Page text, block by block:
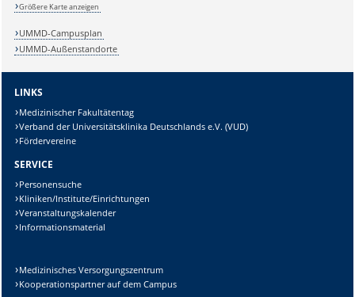
Sicherheitsabfrage:
Lösung:
Größere Karte anzeigen
UMMD-Campusplan
UMMD-Außenstandorte
LINKS
Medizinischer Fakultätentag
Verband der Universitätsklinika Deutschlands e.V. (VUD)
Fördervereine
SERVICE
Personensuche
Kliniken/Institute/Einrichtungen
Veranstaltungskalender
Informationsmaterial
Medizinisches Versorgungszentrum
Kooperationspartner auf dem Campus